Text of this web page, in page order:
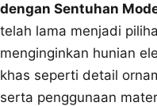
dengan Sentuhan
telah lama menjadi
menginginkan hunian
khas seperti detail
serta penggunaan